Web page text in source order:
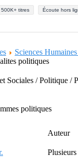
500K+ titres Écoute hors
Sciences
politiques
Sociales / Politique /
politiques
Auteur